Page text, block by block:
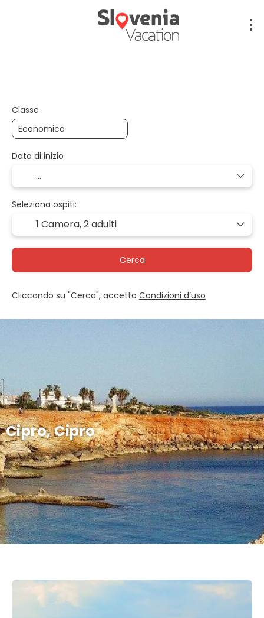
Cipro, Cipro
Classe
Data di inizio
Seleziona ospiti:
1 Camera,2 adulti
Cerca
Cliccando su "Cerca", accetto Condizioni d’uso